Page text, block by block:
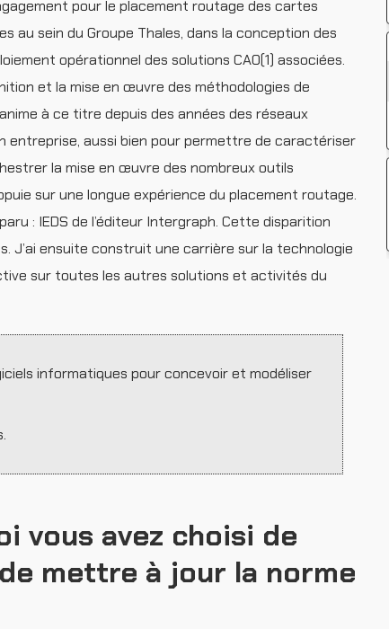
pour le placement routage des cartes
au sein du Groupe Thales, dans la conception des
opérationnel des solutions CAO(1) associées.
et la mise en œuvre des méthodologies de
à ce titre depuis des années des réseaux
entreprise, aussi bien pour permettre de caractériser
la mise en œuvre des nombreux outils
sur une longue expérience du placement routage.
: IEDS de l’éditeur Intergraph. Cette disparition
J’ai ensuite construit une carrière sur la technologie
sur toutes les autres solutions et activités du
informatiques pour concevoir et modéliser
vous avez choisi de
de mettre à jour la norme